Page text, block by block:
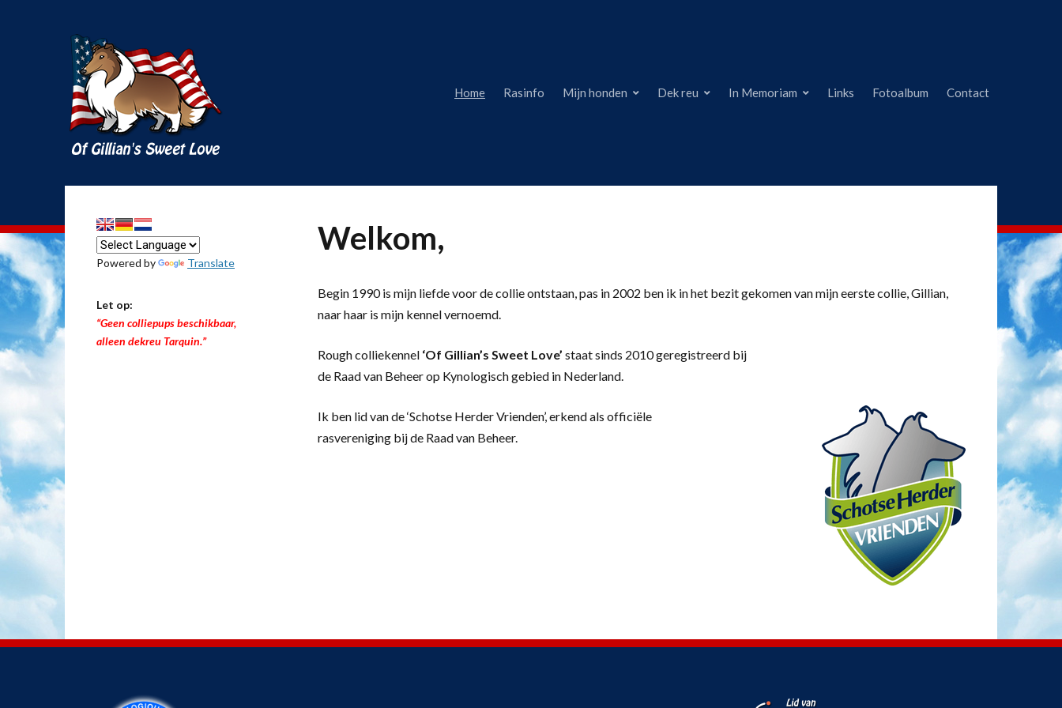
Home Rasinfo Mijn honden Dek reu In Memoriam Links Fotoalbum Contact
Welkom,
Begin 1990 is mijn liefde voor de collie ontstaan, pas in 2002 ben ik in het bezit gekomen van mijn eerste collie, Gillian,
naar haar is mijn kennel vernoemd.
Rough colliekennel ‘Of Gillian’s Sweet Love’ staat sinds 2010 geregistreerd bij
de Raad van Beheer op Kynologisch gebied in Nederland.
Ik ben lid van de ‘Schotse Herder Vrienden’, erkend als officiële
rasvereniging bij de Raad van Beheer.
Powered by Translate
Let op:
“Geen colliepups beschikbaar,
alleen dekreu Tarquin.”